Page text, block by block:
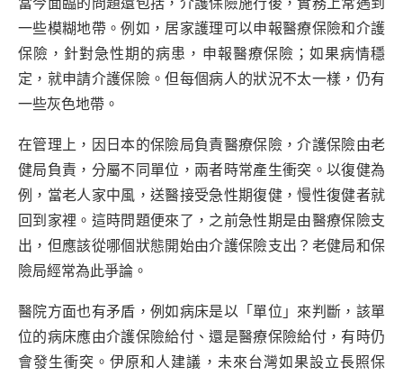
一些模糊地帶。例如，居家護理可以申報醫療保險和介護
保險，針對急性期的病患，申報醫療保險；如果病情穩
定，就申請介護保險。但每個病人的狀況不太一樣，仍有
一些灰色地帶。
在管理上，因日本的保險局負責醫療保險，介護保險由老
健局負責，分屬不同單位，兩者時常產生衝突。以復健為
例，當老人家中風，送醫接受急性期復健，慢性復健者就
回到家裡。這時問題便來了，之前急性期是由醫療保險支
出，但應該從哪個狀態開始由介護保險支出？老健局和保
險局經常為此爭論。
醫院方面也有矛盾，例如病床是以「單位」來判斷，該單
位的病床應由介護保險給付、還是醫療保險給付，有時仍
會發生衝突。伊原和人建議，未來台灣如果設立長照保